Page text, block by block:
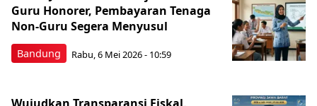
Bandung
Guru Honorer, Pembayaran Tenaga
Non-Guru Segera Menyusul
Rabu, 6 Mei 2026 - 10:59